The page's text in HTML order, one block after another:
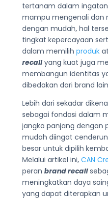
tertanam dalam
mampu mengenali dan
dengan mudah, hal
tingkat kepercayaan
dalam memilih produk
recall yang kuat juga
membangun identitas
dibedakan dari brand
Lebih dari sekadar
sebagai fondasi dalam
jangka panjang dengan
mudah diingat
besar untuk dipilih
Melalui artikel ini, CAN
peran brand recall
meningkatkan daya
yang dapat diterapkan